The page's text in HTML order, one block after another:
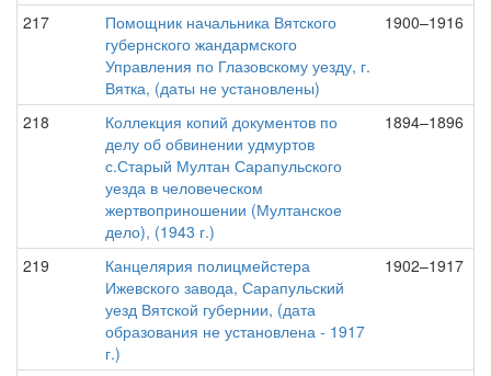
217
Помощник начальника Вятского
губернского жандармского
Управления по Глазовскому уезду, г.
Вятка, (даты не установлены)
1900–1916
218
Коллекция копий документов по
делу об обвинении удмуртов
с.Старый Мултан Сарапульского
уезда в человеческом
жертвоприношении (Мултанское
дело), (1943 г.)
1894–1896
219
Канцелярия полицмейстера
Ижевского завода, Сарапульский
уезд Вятской губернии, (дата
образования не установлена - 1917
г.)
1902–1917